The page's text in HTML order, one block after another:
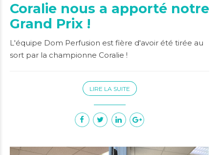
Coralie nous a apporté notre
Grand Prix !
L'équipe Dom Perfusion est fière d'avoir été tirée au
sort par la championne Coralie !
LIRE LA SUITE